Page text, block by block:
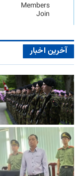
Members
Join
آخرین اخبار